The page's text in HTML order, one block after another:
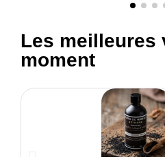
Les meilleures
moment